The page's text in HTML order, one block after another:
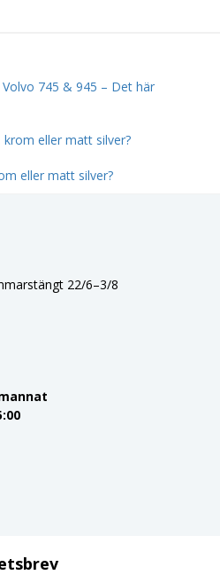
745 & 945 – Det här
eller matt silver?
eller matt silver?
22/6–3/8